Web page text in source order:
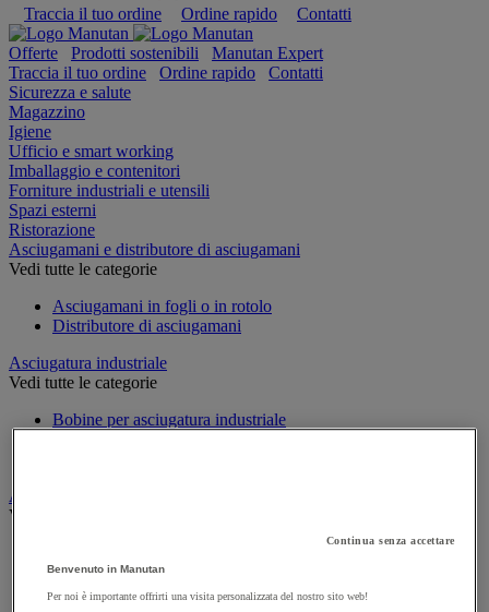
Traccia il tuo ordine
Ordine rapido Contatti
Offerte Prodotti sostenibili
Manutan Expert
Traccia il tuo ordine
Ordine rapido
Contatti
Sicurezza e salute
Magazzino
Igiene
Ufficio e smart working
Imballaggio e contenitori
Forniture industriali e utensili
Spazi esterni
Ristorazione
Asciugamani e distributore di asciugamani
Vedi tutte le categorie
Asciugamani in fogli o in rotolo
Distributore di asciugamani
Asciugatura industriale
Vedi tutte le categorie
Bobine per asciugatura industriale
Attrezzatura per la pulizia e la manutenzione
Vedi tutte le categorie
Guanti per pulizie
Scopa, spazzola e manico
Continua senza accettare
Benvenuto in Manutan
Per noi è importante offrirti una visita personalizzata del nostro sito web!